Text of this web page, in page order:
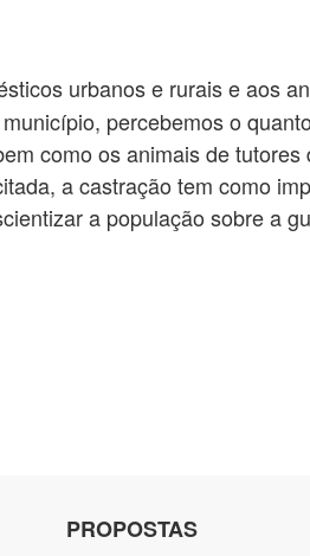
urbanos e rurais e aos
percebemos o
como os animais de
a castração tem como
a população sobre a
PROPOSTAS